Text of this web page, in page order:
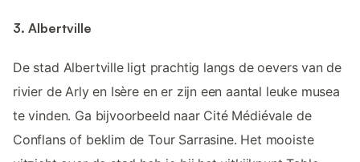
3. Albertville
De stad Albertville ligt prachtig langs de oevers van de
rivier de Arly en Isère en er zijn een aantal leuke musea
te vinden. Ga bijvoorbeeld naar Cité Médiévale de
Conflans of beklim de Tour Sarrasine. Het mooiste